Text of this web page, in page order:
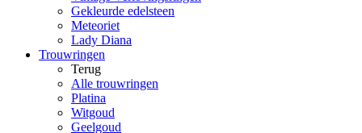
Gekleurde edelsteen
Meteoriet
Lady Diana
Trouwringen
Terug
Alle trouwringen
Platina
Witgoud
Geelgoud